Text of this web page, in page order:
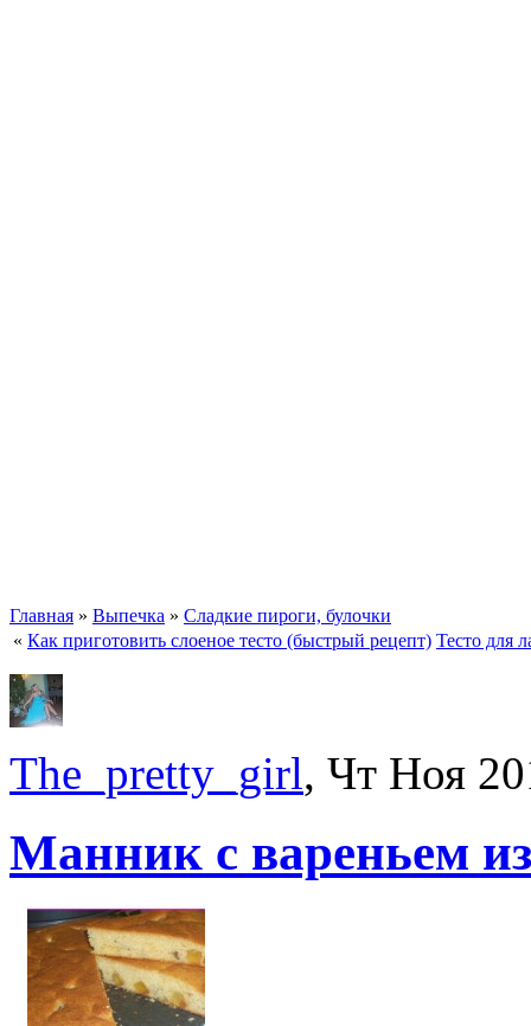
Главная » Выпечка » Сладкие пироги, булочки
« Как приготовить слоеное тесто (быстрый рецепт) Тесто для
The_pretty_girl, Чт Ноя
Манник с вареньем